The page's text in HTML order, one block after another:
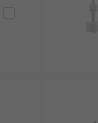
vätskans